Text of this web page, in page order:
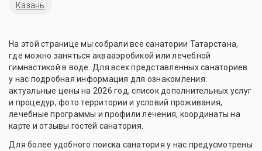
Казань
На этой странице мы собрали все санатории Татарстана,
где можно заняться аквааэробикой или лечебной
гимнастикой в воде. Для всех представленных санаториев
у нас подробная информация для ознакомления:
актуальные цены на 2026 год, список дополнительных услуг
и процедур, фото территории и условий проживания,
лечебные программы и профили лечения, координаты на
карте и отзывы гостей санатория.
Для более удобного поиска санатория у нас предусмотрены